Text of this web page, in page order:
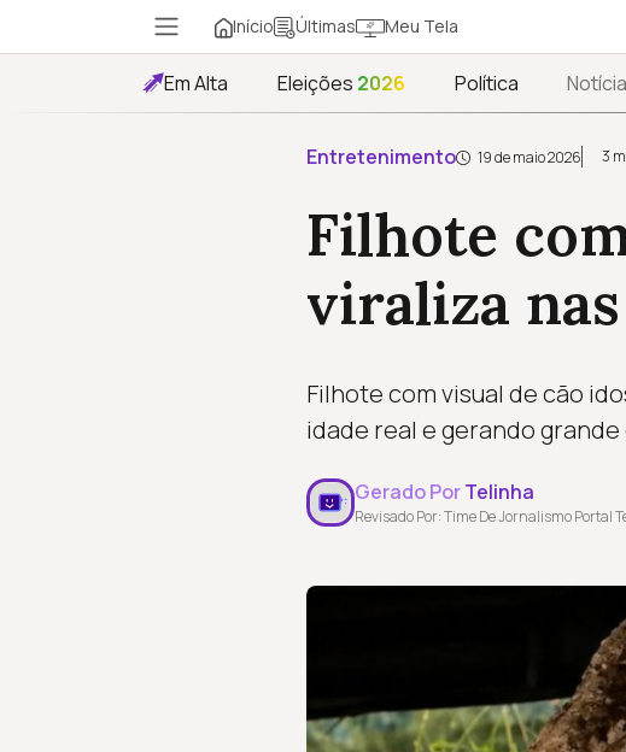
Início Últimas Meu Tela
Em Alta Eleições 2026 Política
Entretenimento 19 de maio 2026 3
Filhote
viraliza
Filhote com visual de cão
idade real e gerando
Gerado PorTelinha
Revisado Por: Time De Jornalismo Portal